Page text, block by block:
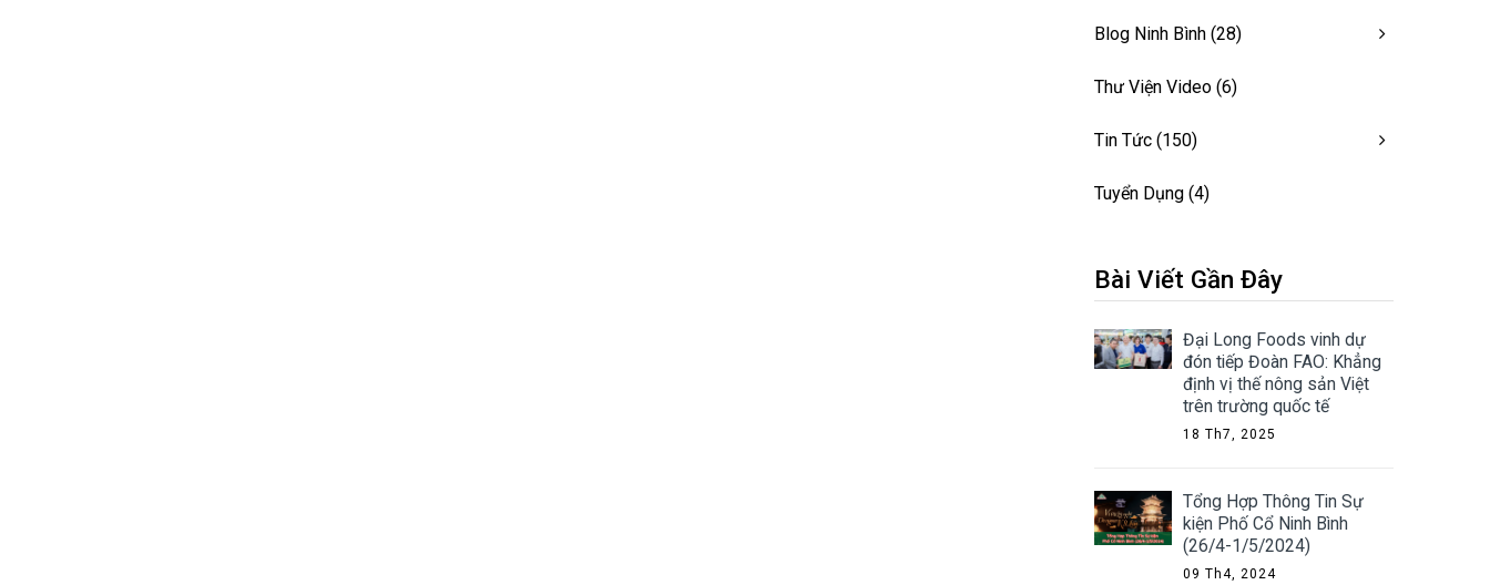
Blog Ninh Bình (28)
Thư Viện Video (6)
Tin Tức (150)
Tuyển Dụng (4)
Bài Viết Gần Đây
Đại Long Foods vinh dự
đón tiếp Đoàn FAO: Khẳng
định vị thế nông sản Việt
trên trường quốc tế
18 Th7, 2025
Tổng Hợp Thông Tin Sự
kiện Phố Cổ Ninh Bình
(26/4-1/5/2024)
09 Th4, 2024